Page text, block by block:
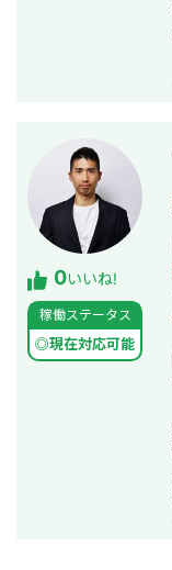
0いいね!
稼働ステータス
◎現在対応可能